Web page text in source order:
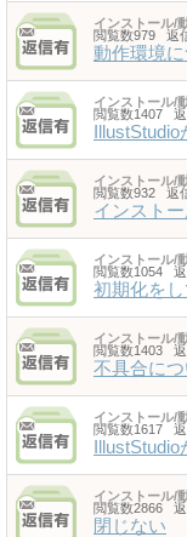
インストール/
閲覧数979 返
動作環境
インストール/
閲覧数1407
IllustStudio
インストール/
閲覧数932 返
インスト
インストール/
閲覧数1054
初期化を
インストール/
閲覧数1403
不具合につ
インストール/
閲覧数1617
IllustStudio
インストール/
閲覧数2866
閉じない